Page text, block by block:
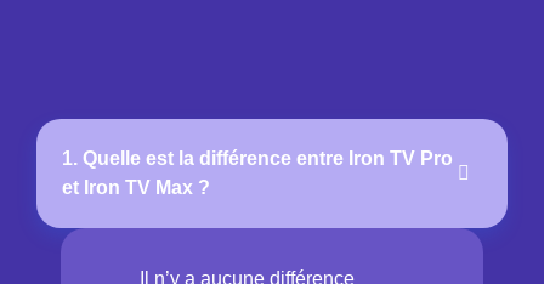
1. Quelle est la différence entre Iron TV Pro
et Iron TV Max ?
Il n’y a aucune différence